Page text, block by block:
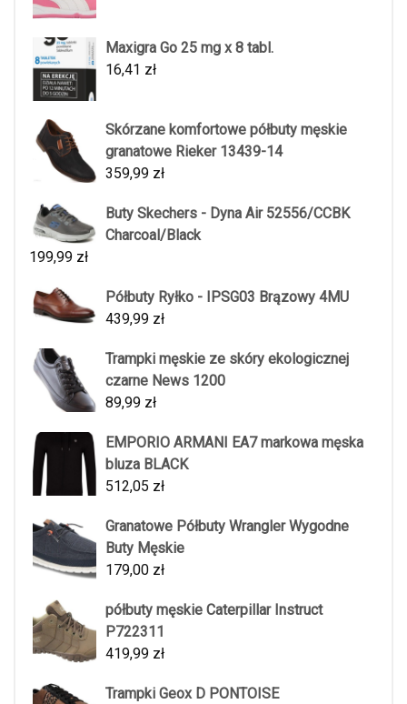
Maxigra Go 25 mg x 8 tabl.
16,41 zł
Skórzane komfortowe półbuty męskie
granatowe Rieker 13439-14
359,99 zł
Buty Skechers - Dyna Air 52556/CCBK
Charcoal/Black
199,99 zł
Półbuty Ryłko - IPSG03 Brązowy 4MU
439,99 zł
Trampki męskie ze skóry ekologicznej
czarne News 1200
89,99 zł
EMPORIO ARMANI EA7 markowa męska
bluza BLACK
512,05 zł
Granatowe Półbuty Wrangler Wygodne
Buty Męskie
179,00 zł
półbuty męskie Caterpillar Instruct
P722311
419,99 zł
Trampki Geox D PONTOISE